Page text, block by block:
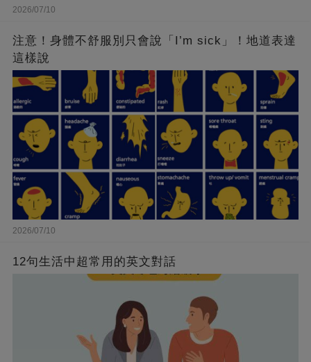
2026/07/10
注意！身體不舒服別只會說「I’m sick」！地道表達
這樣說
2026/07/10
12句生活中超常用的英文對話